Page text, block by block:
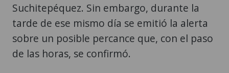
Suchitepéquez. Sin embargo, durante la
tarde de ese mismo día se emitió la alerta
sobre un posible percance que, con el paso
de las horas, se confirmó.